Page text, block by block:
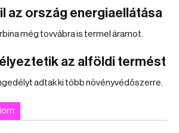
az ország energiaellátása
még tovvábra is termel áramot.
az alföldi termést
adtak ki több növényvédőszerre.